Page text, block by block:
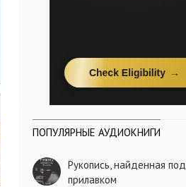
ПОПУЛЯРНЫЕ АУДИОКНИГИ
Рукопись, найденная под
прилавком